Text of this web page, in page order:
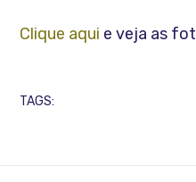
Clique aqui e veja as
TAGS: